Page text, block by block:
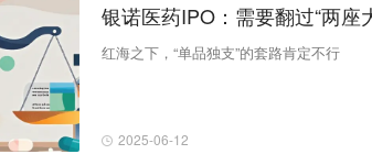
银诺医药IPO：需要翻过“两座
红海之下，“单品独支”的套路肯定不行
2025-06-12